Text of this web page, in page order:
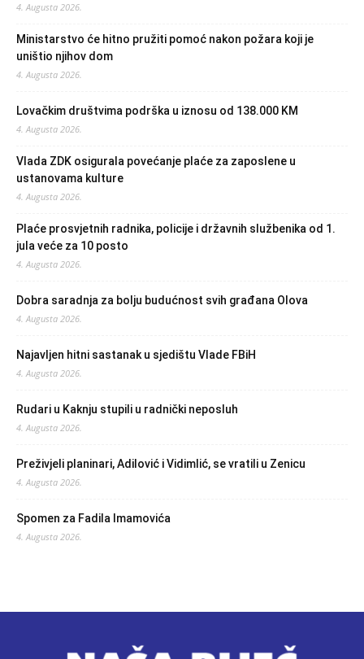
4. Augusta 2026.
Ministarstvo će hitno pružiti pomoć nakon požara koji je
uništio njihov dom
4. Augusta 2026.
Lovačkim društvima podrška u iznosu od 138.000 KM
4. Augusta 2026.
Vlada ZDK osigurala povećanje plaće za zaposlene u
ustanovama kulture
4. Augusta 2026.
Plaće prosvjetnih radnika, policije i državnih službenika od 1.
jula veće za 10 posto
4. Augusta 2026.
Dobra saradnja za bolju budućnost svih građana Olova
4. Augusta 2026.
Najavljen hitni sastanak u sjedištu Vlade FBiH
4. Augusta 2026.
Rudari u Kaknju stupili u radnički neposluh
4. Augusta 2026.
Preživjeli planinari, Adilović i Vidimlić, se vratili u Zenicu
4. Augusta 2026.
Spomen za Fadila Imamovića
4. Augusta 2026.